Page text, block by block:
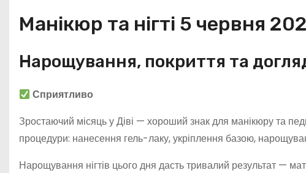
Манікюр та нігті 5 червня
Нарощування, покриття та
Сприятливо
Зростаючий місяць у Діві — хороший знак для манікюру та
процедури: нанесення гель-лаку, укріплення базою,
Нарощування нігтів цього дня дасть тривалий результат —